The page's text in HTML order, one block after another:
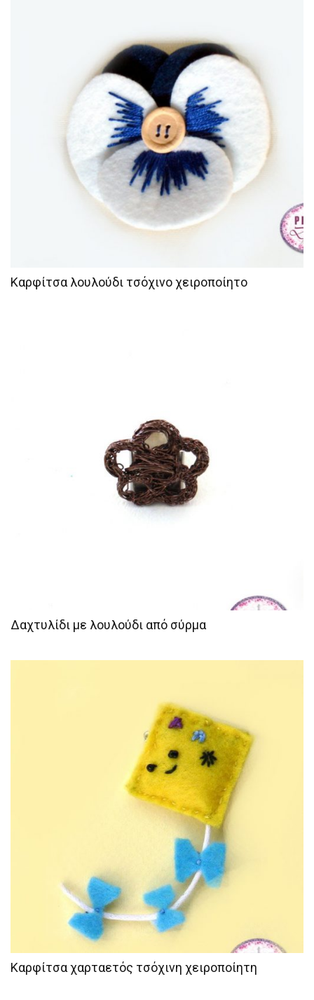
Καρφίτσα λουλούδι τσόχινο χειροποίητο
Δαχτυλίδι με λουλούδι από σύρμα
Καρφίτσα χαρταετός τσόχινη χειροποίητη